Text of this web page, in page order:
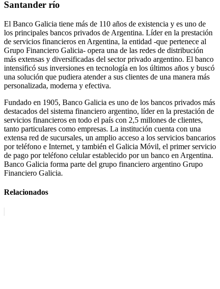
Santander río
El Banco Galicia tiene más de 110 años de existencia y es uno de
los principales bancos privados de Argentina. Líder en la prestación
de servicios financieros en Argentina, la entidad -que pertenece al
Grupo Financiero Galicia- opera una de las redes de distribución
más extensas y diversificadas del sector privado argentino. El banco
intensificó sus inversiones en tecnología en los últimos años y buscó
una solución que pudiera atender a sus clientes de una manera más
personalizada, moderna y efectiva.
Fundado en 1905, Banco Galicia es uno de los bancos privados más
destacados del sistema financiero argentino, líder en la prestación de
servicios financieros en todo el país con 2,5 millones de clientes,
tanto particulares como empresas. La institución cuenta con una
extensa red de sucursales, un amplio acceso a los servicios bancarios
por teléfono e Internet, y también el Galicia Móvil, el primer servicio
de pago por teléfono celular establecido por un banco en Argentina.
Banco Galicia forma parte del grupo financiero argentino Grupo
Financiero Galicia.
Relacionados